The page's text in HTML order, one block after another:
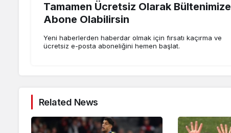
Tamamen Ücretsiz Olarak Bültenimize
Abone Olabilirsin
Yeni haberlerden haberdar olmak için fırsatı kaçırma ve
ücretsiz e-posta aboneliğini hemen başlat.
Related News